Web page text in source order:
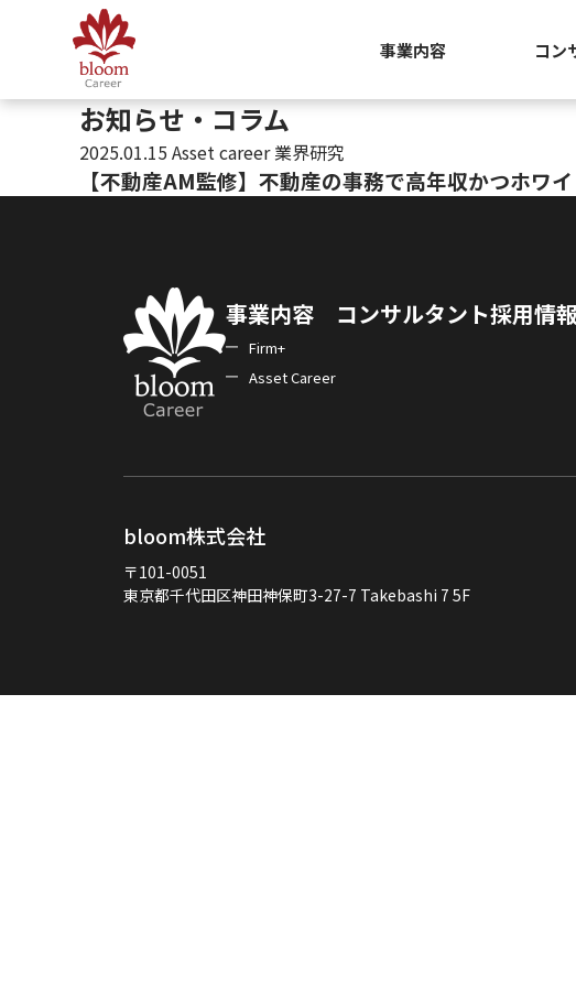
事業内容 コン
お知らせ・コラム
2025.01.15 Asset career 業界研究
【不動産AM監修】不動産の事務で高年収かつホワ
事業内容
Firm+
Asset Career
コンサルタント採用情報
bloom株式会社
〒101-0051
東京都千代田区神田神保町3-27-7 Takebashi 7 5F